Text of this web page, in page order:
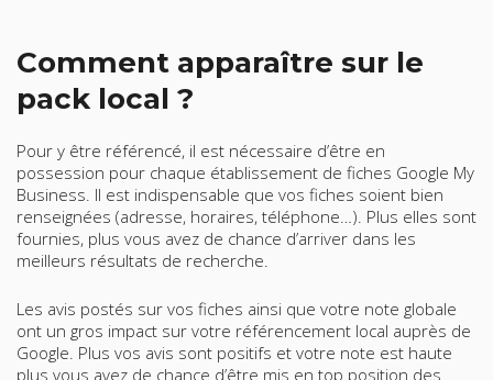
Comment apparaître sur le
pack local ?
Pour y être référencé, il est nécessaire d’être en
possession pour chaque établissement de fiches Google My
Business. Il est indispensable que vos fiches soient bien
renseignées (adresse, horaires, téléphone…). Plus elles sont
fournies, plus vous avez de chance d’arriver dans les
meilleurs résultats de recherche.
Les avis postés sur vos fiches ainsi que votre note globale
ont un gros impact sur votre référencement local auprès de
Google. Plus vos avis sont positifs et votre note est haute
plus vous avez de chance d’être mis en top position des